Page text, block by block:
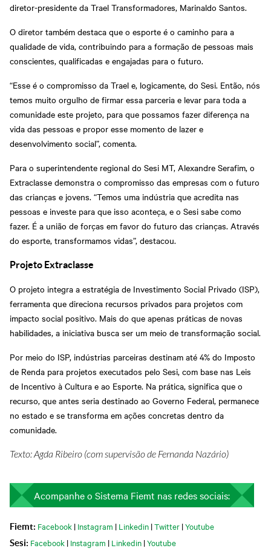
diretor-presidente da Trael Transformadores, Marinaldo Santos.
O diretor também destaca que o esporte é o caminho para a
qualidade de vida, contribuindo para a formação de pessoas mais
conscientes, qualificadas e engajadas para o futuro.
“Esse é o compromisso da Trael e, logicamente, do Sesi. Então, nós
temos muito orgulho de firmar essa parceria e levar para toda a
comunidade este projeto, para que possamos fazer diferença na
vida das pessoas e propor esse momento de lazer e
desenvolvimento social”, comenta.
Para o superintendente regional do Sesi MT, Alexandre Serafim, o
Extraclasse demonstra o compromisso das empresas com o futuro
das crianças e jovens. “Temos uma indústria que acredita nas
pessoas e investe para que isso aconteça, e o Sesi sabe como
fazer. É a união de forças em favor do futuro das crianças. Através
do esporte, transformamos vidas”, destacou.
Projeto Extraclasse
O projeto integra a estratégia de Investimento Social Privado (ISP),
ferramenta que direciona recursos privados para projetos com
impacto social positivo. Mais do que apenas práticas de novas
habilidades, a iniciativa busca ser um meio de transformação social.
Por meio do ISP, indústrias parceiras destinam até 4% do Imposto
de Renda para projetos executados pelo Sesi, com base nas Leis
de Incentivo à Cultura e ao Esporte. Na prática, significa que o
recurso, que antes seria destinado ao Governo Federal, permanece
no estado e se transforma em ações concretas dentro da
comunidade.
Texto: Agda Ribeiro (com supervisão de Fernanda Nazário)
Acompanhe o Sistema Fiemt nas redes sociais:
Fiemt: Facebook | Instagram | Linkedin |Twitter |Youtube
Sesi: Facebook | Instagram | Linkedin |Youtube